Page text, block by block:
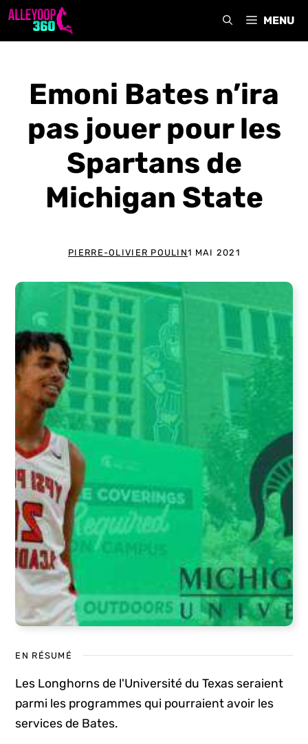
Aller
MENU
Emoni Bates n’ira
pas jouer pour les
Spartans de
Michigan State
PIERRE-OLIVIER POULIN1 MAI 2021
EN RÉSUMÉ
Les Longhorns de l'Université du Texas seraient
parmi les programmes qui pourraient avoir les
services de Bates.